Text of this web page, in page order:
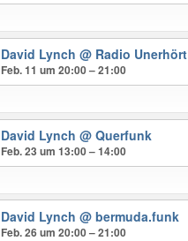
David Lynch@ Radio Unerhört
Feb. 11 um 20:00 – 21:00
David Lynch@ Querfunk
Feb. 23 um 13:00 – 14:00
David Lynch@ bermuda.funk
Feb. 26 um 20:00 – 21:00